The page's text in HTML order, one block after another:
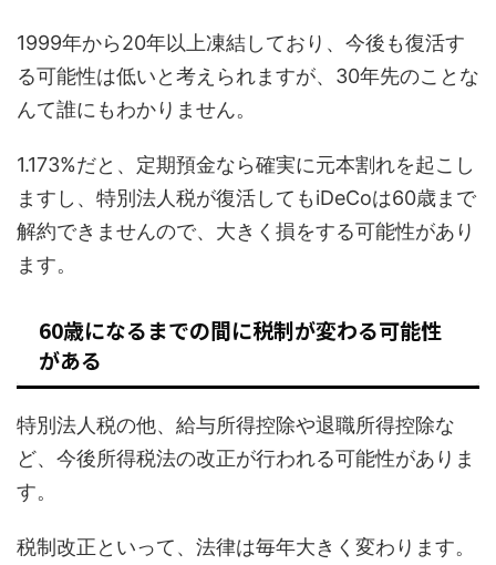
1999年から20年以上凍結しており、今後も復活す
る可能性は低いと考えられますが、30年先のことな
んて誰にもわかりません。
1.173%だと、定期預金なら確実に元本割れを起こし
ますし、特別法人税が復活してもiDeCoは60歳まで
解約できませんので、大きく損をする可能性があり
ます。
60歳になるまでの間に税制が変わる可能性
がある
特別法人税の他、給与所得控除や退職所得控除な
ど、今後所得税法の改正が行われる可能性がありま
す。
税制改正といって、法律は毎年大きく変わります。